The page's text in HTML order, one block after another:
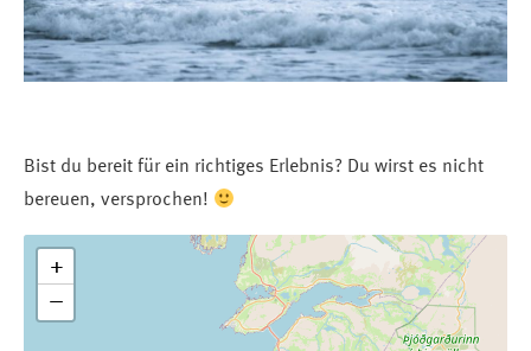
Bist du bereit für ein richtiges Erlebnis? Du wirst es nicht
bereuen, versprochen!
+
−